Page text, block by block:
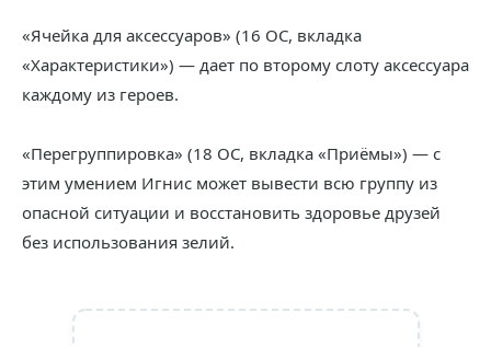
«Ячейка для аксессуаров» (16 ОС, вкладка
«Характеристики») — дает по второму слоту аксессуара
каждому из героев.
«Перегруппировка» (18 ОС, вкладка «Приёмы») — с
этим умением Игнис может вывести всю группу из
опасной ситуации и восстановить здоровье друзей
без использования зелий.